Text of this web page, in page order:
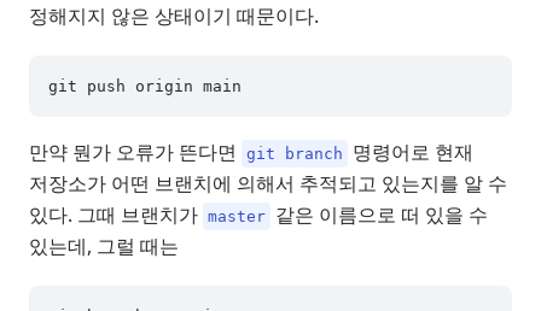
정해지지 않은 상태이기 때문이다.
만약 뭔가 오류가 뜬다면 git branch
명령어로 현재
저장소가 어떤 브랜치에 의해서 추적되고 있는지를 알 수
있다. 그때 브랜치가 master 같은 이름으로 떠 있을 수
있는데, 그럴 때는